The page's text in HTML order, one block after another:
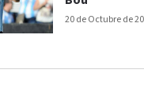
20 de Octubre de